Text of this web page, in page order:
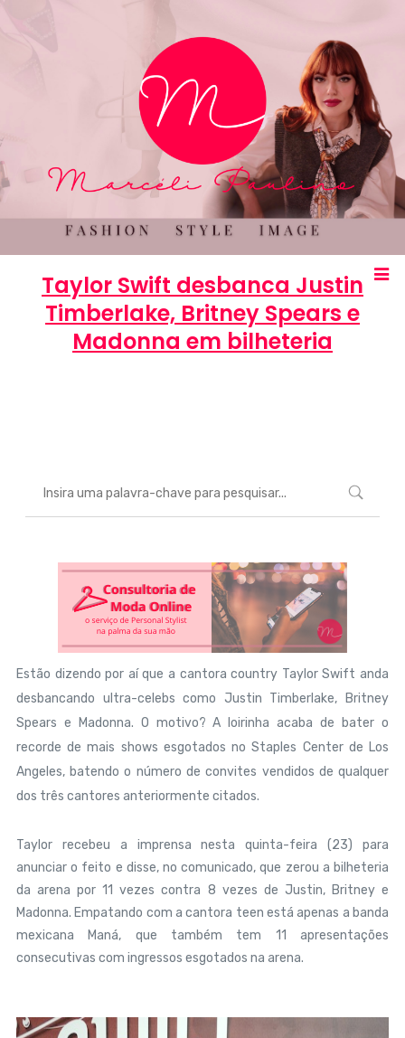
Taylor Swift desbanca Justin
Timberlake, Britney Spears e
Madonna em bilheteria
Estão dizendo por aí que a cantora country Taylor Swift anda
desbancando ultra-celebs como Justin Timberlake, Britney
Spears e Madonna. O motivo? A loirinha acaba de bater o
recorde de mais shows esgotados no Staples Center de Los
Angeles, batendo o número de convites vendidos de qualquer
dos três cantores anteriormente citados.
Taylor recebeu a imprensa nesta quinta-feira (23) para
anunciar o feito e disse, no comunicado, que zerou a bilheteria
da arena por 11 vezes contra 8 vezes de Justin, Britney e
Madonna. Empatando com a cantora teen está apenas a banda
mexicana Maná, que também tem 11 apresentações
consecutivas com ingressos esgotados na arena.